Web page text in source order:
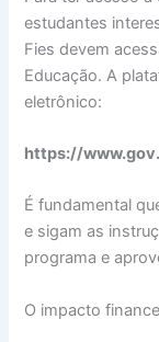
estudantes
Fies devem
Educação. A
eletrônico:
https://
É fundamental
e sigam as
programa e
O impacto